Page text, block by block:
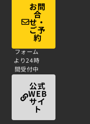
お問
合
せ・
ご予
約
フォーム
より24時
間受付中
公式
WEB
サイ
ト